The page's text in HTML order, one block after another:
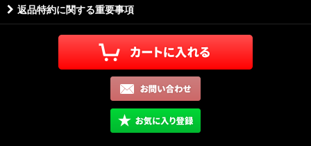
返品特約に関する重要事項